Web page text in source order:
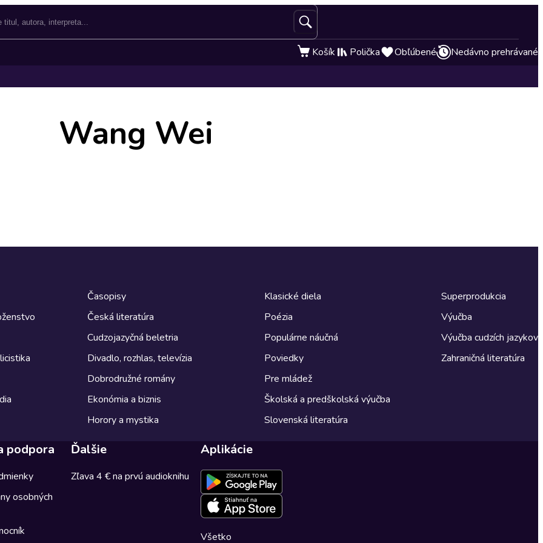
Košík Polička Obľúbené Nedávno prehrávané
Wang Wei
Časopisy
Česká literatúra
Cudzojazyčná beletria
Divadlo, rozhlas, televízia
Dobrodružné romány
Ekonómia a biznis
Horory a mystika
Klasické diela
Poézia
Populárne náučná
Poviedky
Pre mládež
Školská a predškolská výučba
Slovenská literatúra
Superprodukcia
Výučba
Výučba cudzích jazykov
Zahraničná literatúra
podpora
osobných
Ďalšie
Zľava 4 € na prvú audioknihu
Aplikácie
Všetko